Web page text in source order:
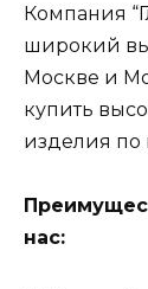
Компания
широкий
Москве и
купить
изделия по
нас: